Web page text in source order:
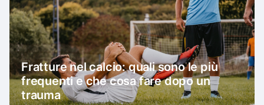
Fratture nel calcio: quali sono le più
frequenti e che cosa fare dopo un
trauma